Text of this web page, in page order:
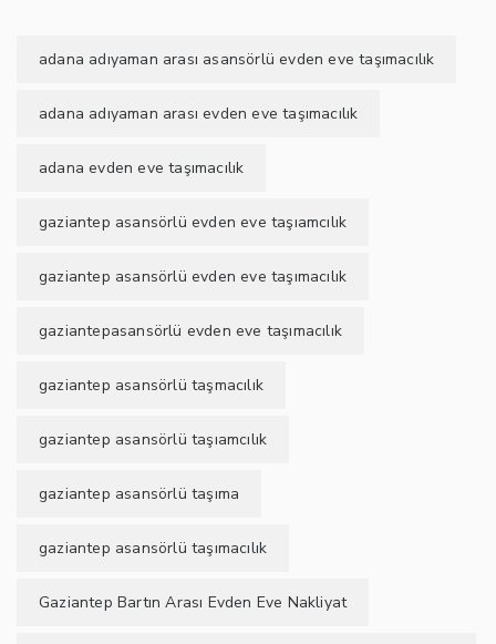
adana adıyaman arası asansörlü evden eve taşımacılık
adana adıyaman arası evden eve taşımacılık
adana evden eve taşımacılık
gaziantep asansörlü evden eve taşıamcılık
gaziantep asansörlü evden eve taşımacılık
gaziantepasansörlü evden eve taşımacılık
gaziantep asansörlü taşmacılık
gaziantep asansörlü taşıamcılık
gaziantep asansörlü taşıma
gaziantep asansörlü taşımacılık
Gaziantep Bartın Arası Evden Eve Nakliyat